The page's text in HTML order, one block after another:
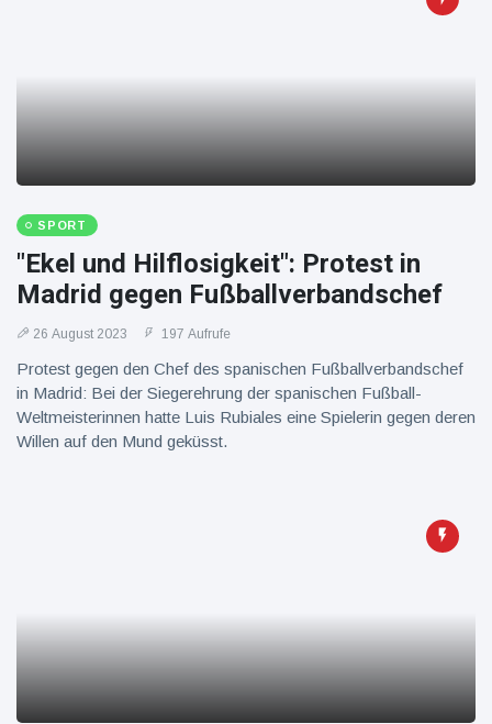
SPORT
"Ekel und Hilflosigkeit": Protest in
Madrid gegen Fußballverbandschef
26 August 2023 197 Aufrufe
Protest gegen den Chef des spanischen Fußballverbandschef
in Madrid: Bei der Siegerehrung der spanischen Fußball-
Weltmeisterinnen hatte Luis Rubiales eine Spielerin gegen deren
Willen auf den Mund geküsst.